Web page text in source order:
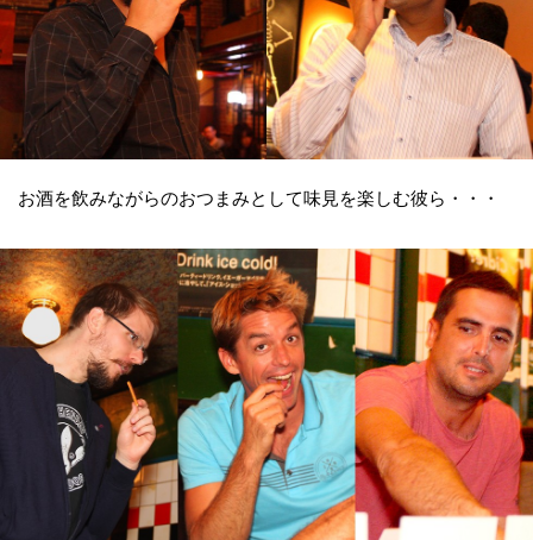
お酒を飲みながらのおつまみとして味見を楽しむ彼ら・・・